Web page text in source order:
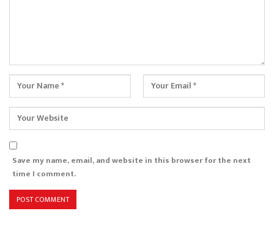
Save my name, email, and website in this browser for the next
time I comment.